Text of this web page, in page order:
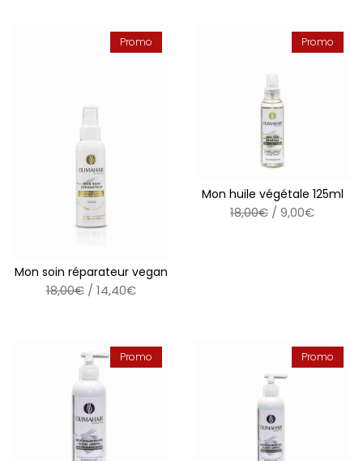
Promo
Mon soin réparateur vegan
18,00€/ 14,40€
Promo
Mon huile végétale 125ml
18,00€ / 9,00€
Promo Promo